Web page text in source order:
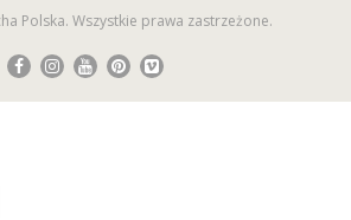
Polska. Wszystkie prawa zastrzeżone.